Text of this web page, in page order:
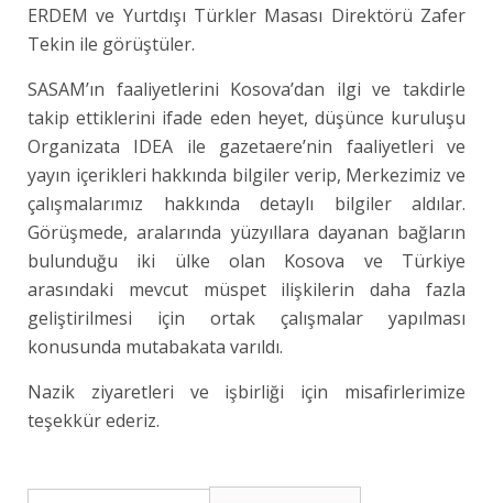
ERDEM ve Yurtdışı Türkler Masası Direktörü Zafer
Tekin ile görüştüler.
SASAM’ın faaliyetlerini Kosova’dan ilgi ve takdirle
takip ettiklerini ifade eden heyet, düşünce kuruluşu
Organizata IDEA ile gazetaere’nin faaliyetleri ve
yayın içerikleri hakkında bilgiler verip, Merkezimiz ve
çalışmalarımız hakkında detaylı bilgiler aldılar.
Görüşmede, aralarında yüzyıllara dayanan bağların
bulunduğu iki ülke olan Kosova ve Türkiye
arasındaki mevcut müspet ilişkilerin daha fazla
geliştirilmesi için ortak çalışmalar yapılması
konusunda mutabakata varıldı.
Nazik ziyaretleri ve işbirliği için misafirlerimize
teşekkür ederiz.